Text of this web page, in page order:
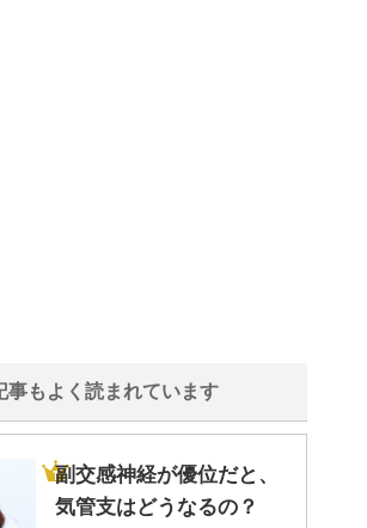
事もよく読まれています
副交感神経が優位だと、
気管支はどうなるの？